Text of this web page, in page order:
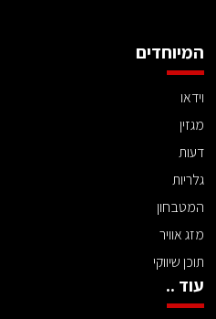
המיוחדים
וידאו
מגזין
דעות
גלריות
המטבחון
מזג אוויר
תוכן שיווקי
עוד ..